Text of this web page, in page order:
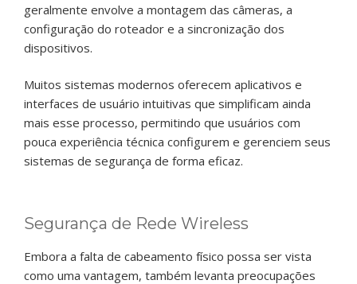
geralmente envolve a montagem das câmeras, a
configuração do roteador e a sincronização dos
dispositivos.
Muitos sistemas modernos oferecem aplicativos e
interfaces de usuário intuitivas que simplificam ainda
mais esse processo, permitindo que usuários com
pouca experiência técnica configurem e gerenciem seus
sistemas de segurança de forma eficaz.
Segurança de Rede Wireless
Embora a falta de cabeamento físico possa ser vista
como uma vantagem, também levanta preocupações